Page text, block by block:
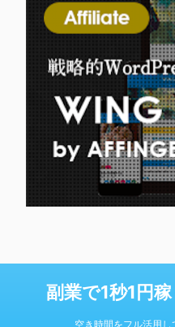
副業で1秒1円
空き時間をフル活用